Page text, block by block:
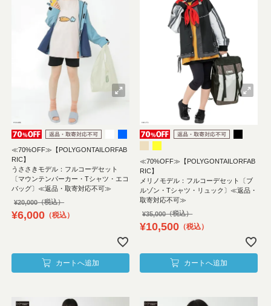
≪70%OFF≫【POLYGONTAILORFAB
RIC】
うささきモデル：フルコーデセット
〔マウンテンパーカー・Tシャツ・エコ
バッグ〕≪返品・取寄対応不可≫
¥20,000
¥6,000 税込
カートへ追加
≪70%OFF≫【POLYGONTAILORFAB
RIC】
メリノモデル：フルコーデセット〔ブ
ルゾン・Tシャツ・リュック〕≪返品・
取寄対応不可≫
¥35,000
¥10,500 税込
カートへ追加